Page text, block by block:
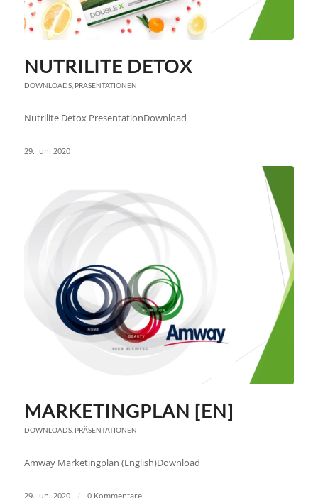
NUTRILITE DETOX
DOWNLOADS, PRÄSENTATIONEN
Nutrilite Detox PresentationDownload
29. Juni 2020
MARKETINGPLAN [EN]
DOWNLOADS, PRÄSENTATIONEN
Amway Marketingplan (English)Download
29. Juni 2020 / 0 Kommentare